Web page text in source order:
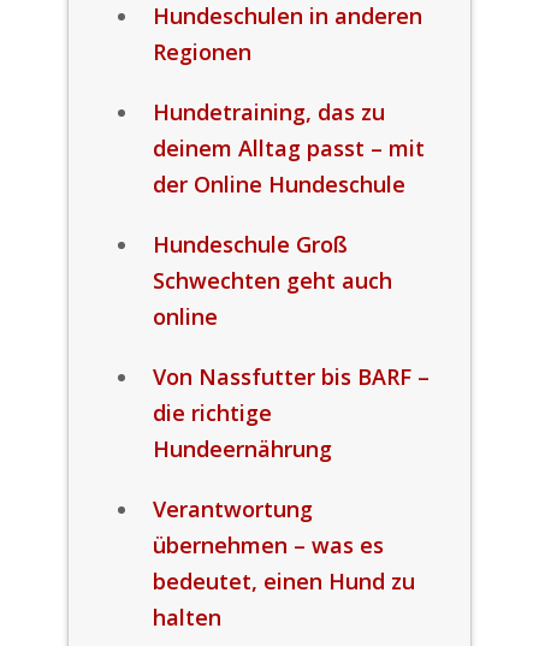
Hundeschulen in anderen
Regionen
Hundetraining, das zu
deinem Alltag passt – mit
der Online Hundeschule
Hundeschule Groß
Schwechten geht auch
online
Von Nassfutter bis BARF –
die richtige
Hundeernährung
Verantwortung
übernehmen – was es
bedeutet, einen Hund zu
halten